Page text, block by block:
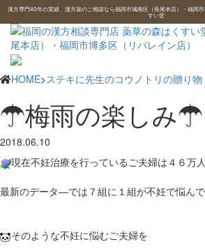
漢方専門40年の実績、漢方薬のご相談なら福岡市城南区（長尾本店）・福岡
すい堂
HOME>ステキに先生のコウノトリの贈り物
☂梅雨の楽しみ☂
2018.06.10
現在不妊治療を行っているご夫婦は４６万人
最新のデータ―では７組に１組が不妊で悩ん
そのような不妊に悩むご夫婦を